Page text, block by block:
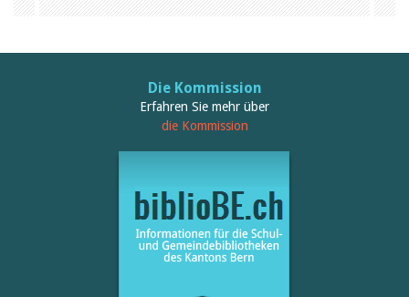
2018
Die Kommission
Erfahren Sie mehr über
die Kommission